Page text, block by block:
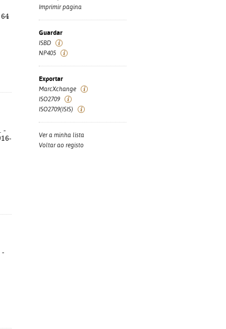
-
-
Imprimir página
Guardar
ISBD
NP405
Exportar
MarcXchange
ISO2709
ISO2709(ISIS)
Ver a minha lista
Voltar ao registo